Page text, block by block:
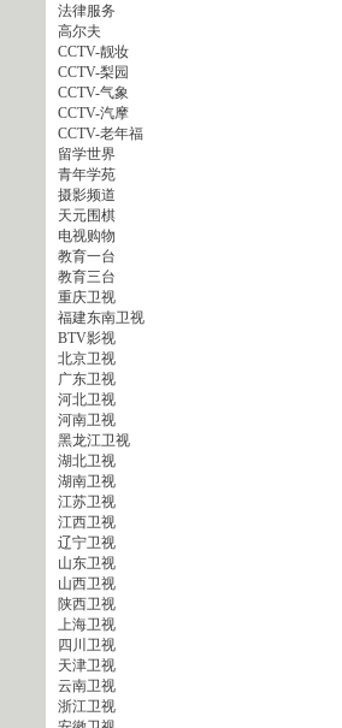
法律服务
高尔夫
CCTV-靓妆
CCTV-梨园
CCTV-气象
CCTV-汽摩
CCTV-老年福
留学世界
青年学苑
摄影频道
天元围棋
电视购物
教育一台
教育三台
重庆卫视
福建东南卫视
BTV影视
北京卫视
广东卫视
河北卫视
河南卫视
黑龙江卫视
湖北卫视
湖南卫视
江苏卫视
江西卫视
辽宁卫视
山东卫视
山西卫视
陕西卫视
上海卫视
四川卫视
天津卫视
云南卫视
浙江卫视